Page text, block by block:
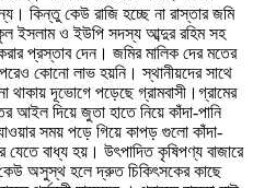
কিন্তু কেউ রাজি হচ্ছে না রাস্তার জমি
ইসলাম ও ইউপি সদস্য আব্দুর রহিম সহ
প্রস্তাব দেন। জমির মালিক দের মতের
কোনো লাভ হয়নি। স্থানীয়দের সাথে
না থাকায় দূভোগে পড়েছে গ্রামবাসী।গ্রামের
আইল দিয়ে জুতা হাতে নিয়ে কাঁদা-পানি
সময় পড়ে গিয়ে কাপড় গুলো কাঁদা-
যেতে বাধ্য হয়। উৎপাদিত কৃষিপণ্য বাজারে
কেউ অসুস্থ হলে দ্রুত চিকিৎসকের কাছে